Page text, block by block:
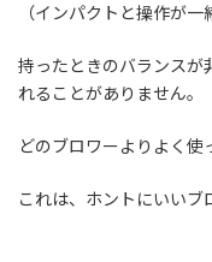
（インパクトと操作が一
持ったときのバランスが
れることがありません。
どのブロワーよりよく使
これは、ホントにいいブ